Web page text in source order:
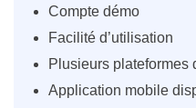
Compte démo
Facilité d’utilisation
Plusieurs plateformes
Application mobile